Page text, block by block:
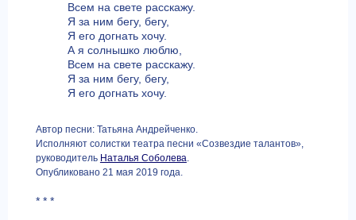
Всем на свете расскажу.
Я за ним бегу, бегу,
Я его догнать хочу.
А я солнышко люблю,
Всем на свете расскажу.
Я за ним бегу, бегу,
Я его догнать хочу.
Автор песни: Татьяна Андрейченко.
Исполняют солистки театра песни «Созвездие талантов»,
руководитель Наталья Соболева.
Опубликовано 21 мая 2019 года.
* * *